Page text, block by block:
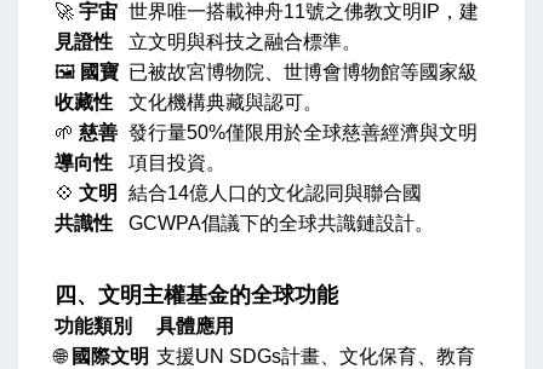
🚀 宇宙
見證性
世界唯一搭載神舟11號之佛教文明IP，建
立文明與科技之融合標準。
🖼️ 國寶
收藏性
已被故宮博物院、世博會博物館等國家級
文化機構典藏與認可。
🌱 慈善
導向性
發行量50%僅限用於全球慈善經濟與文明
項目投資。
💠 文明
共識性
結合14億人口的文化認同與聯合國
GCWPA倡議下的全球共識鏈設計。
四、文明主權基金的全球功能
功能類別
具體應用
🌐 國際文明 支援UN SDGs計畫、文化保育、教育